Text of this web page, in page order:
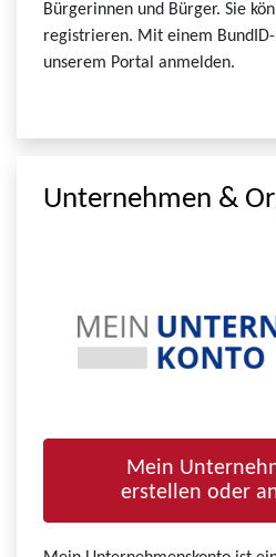
Bürgerinnen und Bürger. Sie
registrieren. Mit einem BundID-
unserem Portal anmelden.
Unternehmen &
Mein
erstellen oder